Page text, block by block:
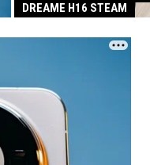
DREAME H16 STEAM